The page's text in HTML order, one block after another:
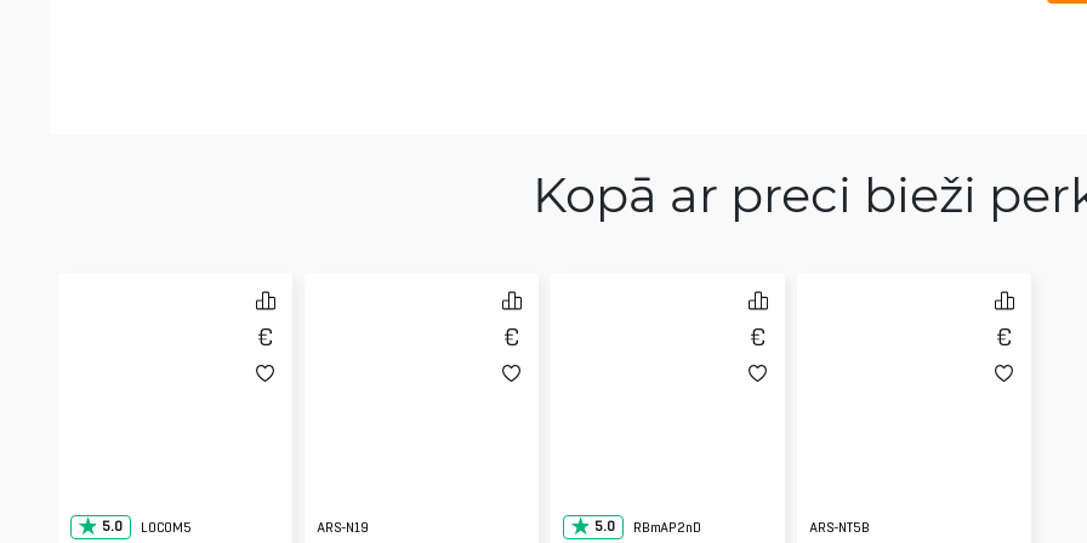
Kopā ar preci bieži
5.0 LOCOM5 ARS-N19 5.0 RBmAP2nD ARS-NT5B